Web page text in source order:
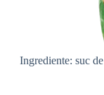
Ingrediente: suc